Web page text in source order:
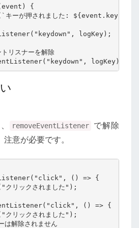
{
ーが押されました: ${event.key}`);
logKey);
リスナーを解除
removeEventListener
で解除
意が必要です。
() => {
リックされました");
() => {
リックされました");
解除されません